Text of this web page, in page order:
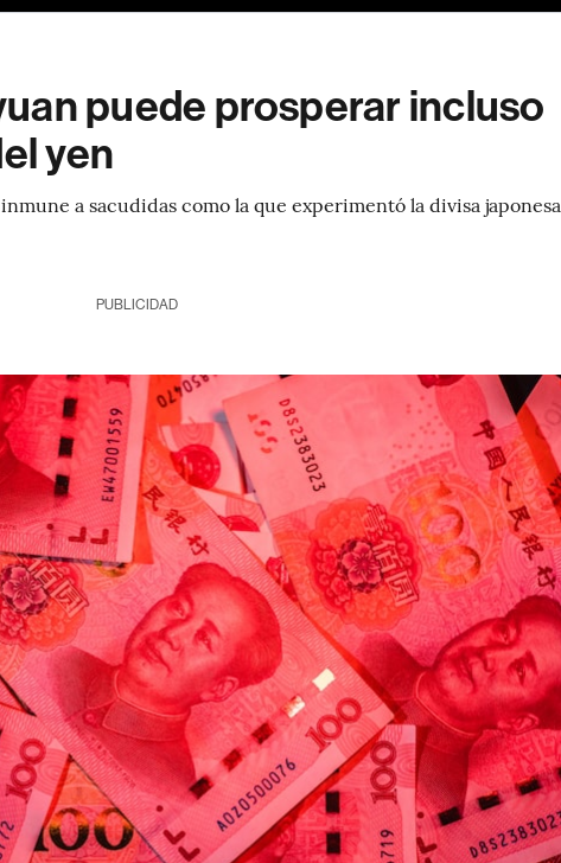
puede prosperar incluso
yen
a sacudidas como la que experimentó la divisa japonesa
PUBLICIDAD